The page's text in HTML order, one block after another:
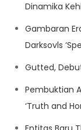
Dinamika
Gambaran
Darksovls
Gutted,
Pembuktian
‘Truth and